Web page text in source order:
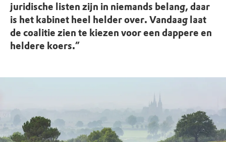
juridische listen zijn in niemands belang, daar
is het kabinet heel helder over. Vandaag laat
de coalitie zien te kiezen voor een dappere en
heldere koers.”